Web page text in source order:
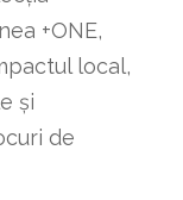
+ONE,
local,
și
de